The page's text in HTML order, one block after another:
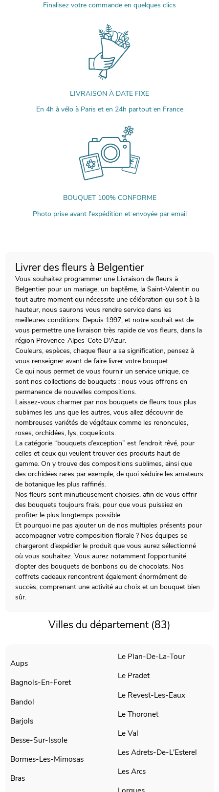
Finalisez votre commande en quelques clics
LIVRAISON À DATE FIXE
En 4h à vélo à Paris et en 24h partout en France
BOUQUET 100% CONFORME
Photo prise avant l'expédition et envoyée par email
Livrer des fleurs à Belgentier
Vous souhaitez programmer une Livraison de fleurs à
Belgentier pour un mariage, un baptême, la Saint-Valentin ou
tout autre moment qui nécessite une célébration qui soit à la
hauteur, nous saurons vous rendre service dans les
meilleures conditions. Depuis 1997, et notre souhait est de
vous permettre une livraison très rapide de vos fleurs, dans la
région Provence-Alpes-Cote D'Azur.
Couleurs, espèces, chaque fleur a sa signification, pensez à
vous renseigner avant de faire livrer votre bouquet.
Ce qui nous permet de vous fournir un service unique, ce
sont nos collections de bouquets : nous vous offrons en
permanence de nouvelles compositions.
Laissez-vous charmer par nos bouquets de fleurs tous plus
sublimes les uns que les autres, vous allez découvrir de
nombreuses variétés de végétaux comme les renoncules,
roses, orchidées, lys, coquelicots.
La catégorie “bouquets d’exception” est l’endroit rêvé, pour
celles et ceux qui veulent trouver des produits haut de
gamme. On y trouve des compositions sublimes, ainsi que
des orchidées rares par exemple, de quoi séduire les amateurs
de botanique les plus raffinés.
Nos fleurs sont minutieusement choisies, afin de vous offrir
des bouquets toujours frais, pour que vous puissiez en
profiter le plus longtemps possible.
Et pourquoi ne pas ajouter un de nos multiples présents pour
accompagner votre composition florale ? Nos équipes se
chargeront d’expédier le produit que vous aurez sélectionné
où vous souhaitez. Vous aurez notamment l’opportunité
d’opter des bouquets de bonbons ou de chocolats. Nos
coffrets cadeaux rencontrent également énormément de
succès, comprenant une activité au choix et un bouquet bien
sûr.
Villes du département (83)
Aups
Bagnols-En-Foret
Bandol
Barjols
Besse-Sur-Issole
Bormes-Les-Mimosas
Bras
Le Plan-De-La-Tour
Le Pradet
Le Revest-Les-Eaux
Le Thoronet
Le Val
Les Adrets-De-L'Esterel
Les Arcs